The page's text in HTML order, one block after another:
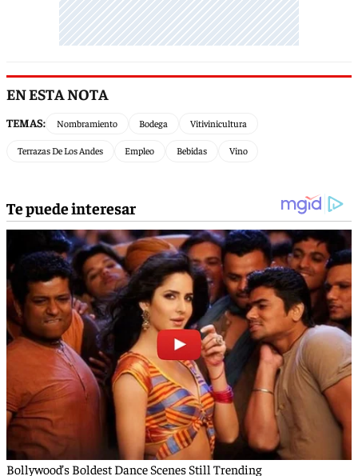
EN ESTA NOTA
TEMAS: Nombramiento Bodega Vitivinicultura
Terrazas De Los Andes Empleo Bebidas Vino